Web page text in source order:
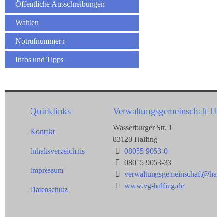
Öffentliche Ausschreibungen
Wahlen
Notrufnummern
Infos und Tipps
Quicklinks
Kontakt
Inhaltsverzeichnis
Impressum
Datenschutz
Verwaltungsgemeinschaft
Wasserburger Str. 1
83128 Halfing
08055 9053-0
08055 9053-33
www.vg-halfing.de